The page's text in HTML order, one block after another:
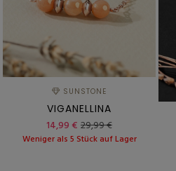
SUNSTONE
VIGANELLINA
14,99 € 29,99 €
Weniger als 5 Stück auf Lager